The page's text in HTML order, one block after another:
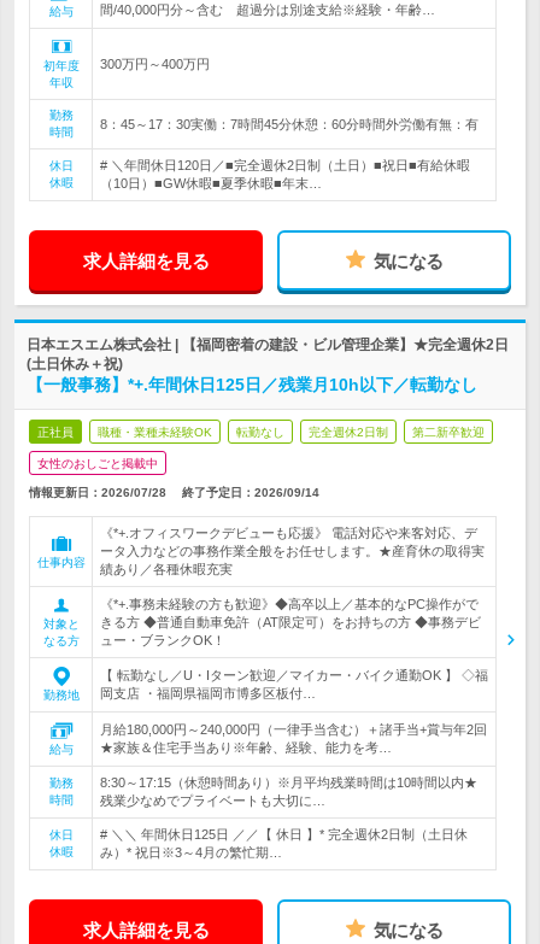
給与
間/40,000円分～含む 超過分は別途支給※経験・年齢…
初年度
年収
300万円～400万円
勤務
時間
8：45～17：30実働：7時間45分休憩：60分時間外労働有無：有
休日
休暇
# ＼年間休日120日／■完全週休2日制（土日）■祝日■有給休暇
（10日）■GW休暇■夏季休暇■年末…
求人詳細を見る 気になる
日本エスエム株式会社 | 【福岡密着の建設・ビル管理企業】★完全週休2日
(土日休み＋祝)
【一般事務】*+.年間休日125日／残業月10h以下／転勤なし
正社員 職種・業種未経験OK 転勤なし 完全週休2日制 第二新卒歓迎
女性のおしごと掲載中
情報更新日：2026/07/28 終了予定日： 2026/09/14
仕事内容
《*+.オフィスワークデビューも応援》 電話対応や来客対応、デ
ータ入力などの事務作業全般をお任せします。★産育休の取得実
績あり／各種休暇充実
対象と
なる方
《*+.事務未経験の方も歓迎》◆高卒以上／基本的なPC操作がで
きる方 ◆普通自動車免許（AT限定可）をお持ちの方 ◆事務デビ
ュー・ブランクOK！
勤務地
【 転勤なし／U・Iターン歓迎／マイカー・バイク通勤OK 】 ◇福
岡支店 ・福岡県福岡市博多区板付…
給与
月給180,000円～240,000円（一律手当含む）＋諸手当+賞与年2回
★家族＆住宅手当あり※年齢、経験、能力を考…
勤務
時間
8:30～17:15（休憩時間あり）※月平均残業時間は10時間以内★
残業少なめでプライベートも大切に…
休日
休暇
# ＼＼ 年間休日125日 ／／【 休日 】* 完全週休2日制（土日休
み）* 祝日※3～4月の繁忙期…
求人詳細を見る 気になる